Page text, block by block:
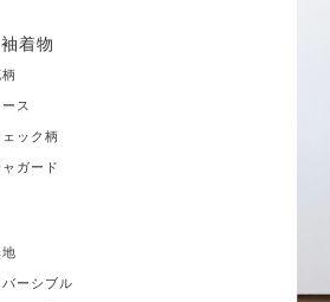
着物
ス
ック柄
ャガード
バーシブル